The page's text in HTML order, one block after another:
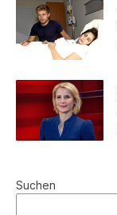
Suchen